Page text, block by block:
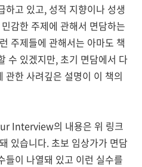
하고 있고, 성적 지향이나 성생
감한 주제에 관해서 면담하는
주제들에 관해서는 아마도 책
수 있겠지만, 초기 면담에서 다
관한 사려깊은 설명이 이 책의
Interview의 내용은 위 링크
있습니다. 초보 임상가가 면담
들이 나열돼 있고 이런 실수를